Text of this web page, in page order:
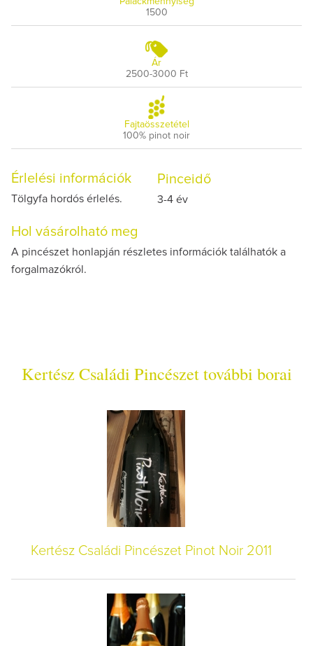
1500
Ár
2500-3000 Ft
Fajtaösszetétel
100% pinot noir
Érlelési információk
Tölgyfa hordós érlelés.
Pinceidő
3-4 év
Hol vásárolható meg
A pincészet honlapján részletes információk találhatók a
forgalmazókról.
Kertész Családi Pincészet további borai
Kertész Családi Pincészet Pinot Noir 2011